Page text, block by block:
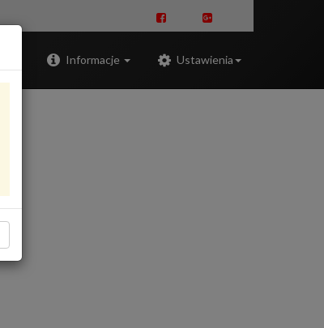
Informacje Ustawienia